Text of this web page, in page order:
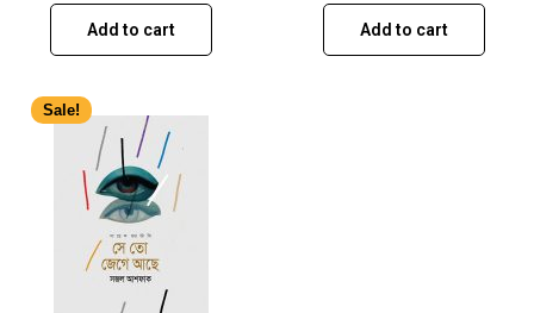
Add to cart Add to cart
Sale!